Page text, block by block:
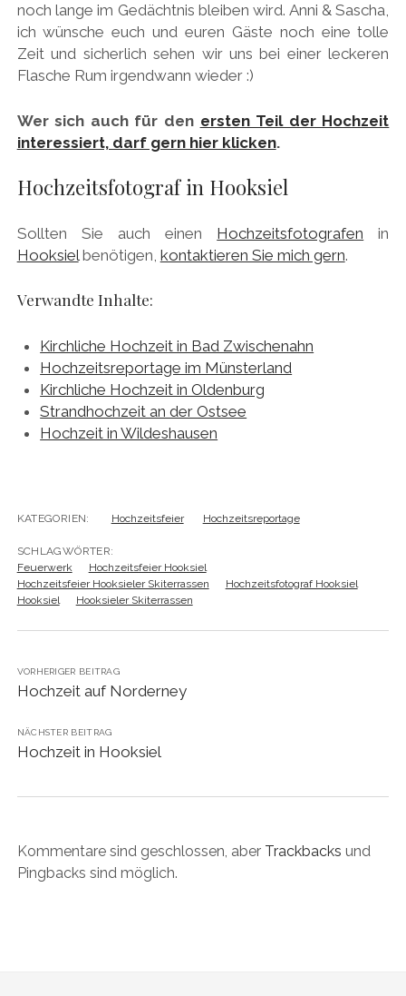
noch lange im Gedächtnis bleiben wird. Anni & Sascha,
ich wünsche euch und euren Gäste noch eine tolle
Zeit und sicherlich sehen wir uns bei einer leckeren
Flasche Rum irgendwann wieder :)
Wer sich auch für den ersten Teil der Hochzeit
interessiert, darf gern hier klicken.
Hochzeitsfotograf in Hooksiel
Sollten Sie auch einen Hochzeitsfotografen in
Hooksielbenötigen, kontaktieren Sie mich gern.
Verwandte Inhalte:
Kirchliche Hochzeit in Bad Zwischenahn
Hochzeitsreportage im Münsterland
Kirchliche Hochzeit in Oldenburg
Strandhochzeit an der Ostsee
Hochzeit in Wildeshausen
KATEGORIEN: Hochzeitsfeier Hochzeitsreportage
SCHLAGWÖRTER:
Feuerwerk
Hochzeitsfeier Hooksiel
Hochzeitsfeier Hooksieler Skiterrassen
Hochzeitsfotograf Hooksiel
Hooksiel
Hooksieler Skiterrassen
VORHERIGER BEITRAG
Hochzeit auf Norderney
NÄCHSTER BEITRAG
Hochzeit in Hooksiel
Kommentare sind geschlossen, aber Trackbacks und
Pingbacks sind möglich.